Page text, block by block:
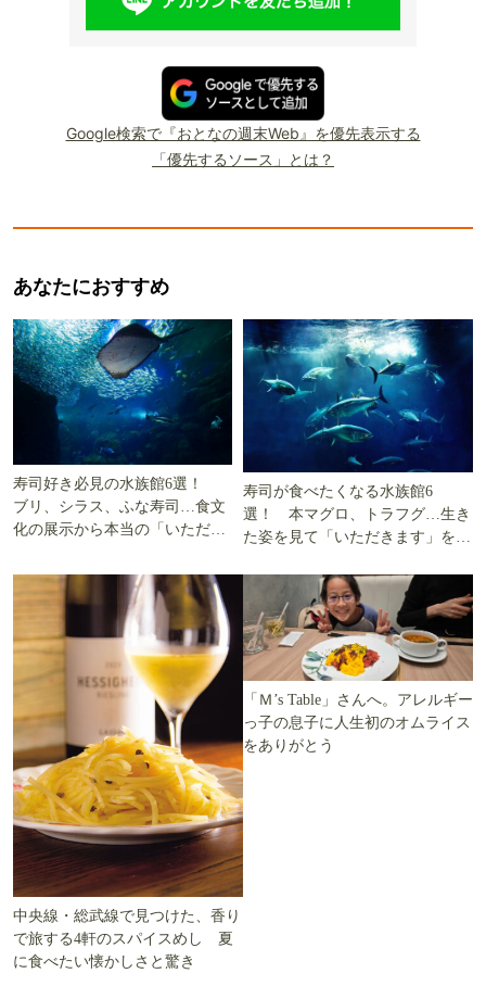
Google検索で『おとなの週末Web』を優先表示する
「優先するソース」とは？
あなたにおすすめ
寿司好き必見の水族館6選！
ブリ、シラス、ふな寿司…食文
化の展示から本当の「いただき
寿司が食べたくなる水族館6
選！ 本マグロ、トラフグ…生き
た姿を見て「いただきます」を考
中央線・総武線で見つけた、香り
で旅する4軒のスパイスめし 夏
に食べたい懐かしさと驚き
「Ｍ’s Table」さんへ。アレルギー
っ子の息子に人生初のオムライス
をありがとう